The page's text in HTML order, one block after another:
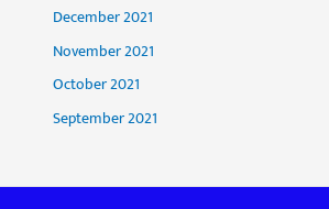
December 2021
November 2021
October 2021
September 2021